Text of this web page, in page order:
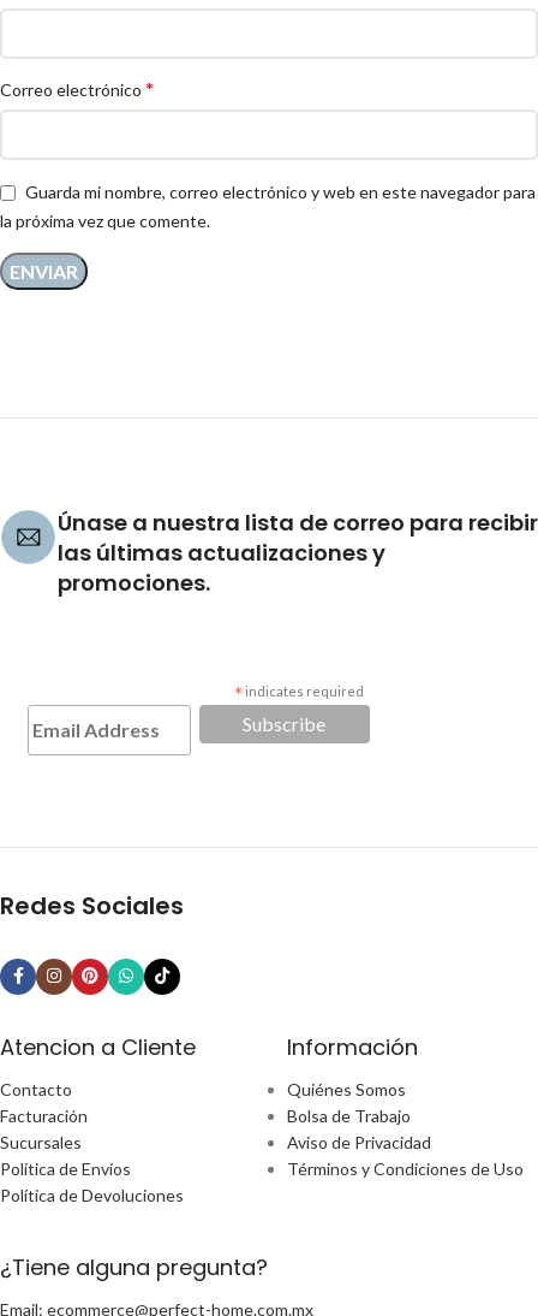
Correo electrónico *
Guarda mi nombre, correo electrónico y web en este navegador para
la próxima vez que comente.
Únase a nuestra lista de correo para recibir
las últimas actualizaciones y
promociones.
* indicates required
Redes Sociales
Atencion a Cliente
Contacto
Facturación
Sucursales
Política de Envíos
Política de Devoluciones
Información
Quiénes Somos
Bolsa de Trabajo
Aviso de Privacidad
Términos y Condiciones de Uso
¿Tiene alguna pregunta?
Email: ecommerce@perfect-home.com.mx